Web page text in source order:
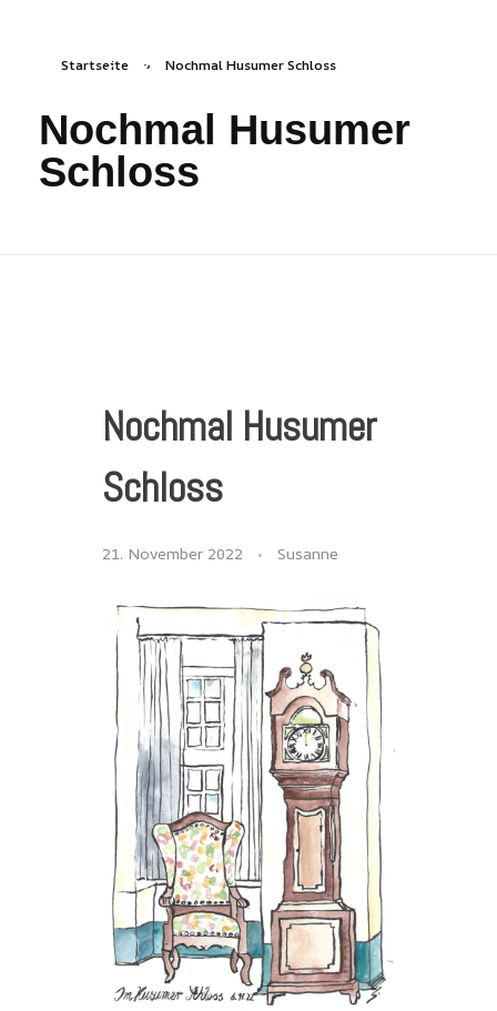
freizeichen.online
Startseite » Nochmal Husumer Schloss
Nochmal Husumer
Schloss
Nochmal Husumer
Schloss
21. November 2022 Susanne